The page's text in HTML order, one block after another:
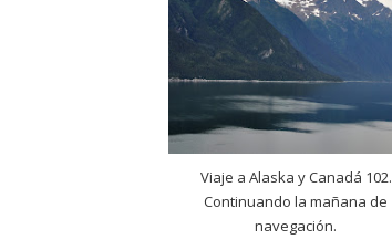
Viaje a Alaska y Canadá 102.
Continuando la mañana de
navegación.